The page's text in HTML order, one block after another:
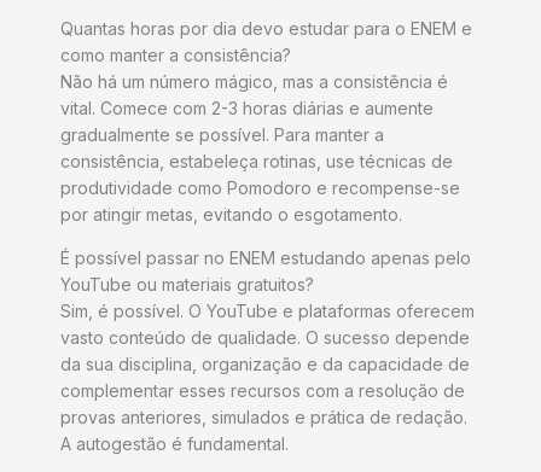
Quantas horas por dia devo estudar para o ENEM e
como manter a consistência?
Não há um número mágico, mas a consistência é
vital. Comece com 2-3 horas diárias e aumente
gradualmente se possível. Para manter a
consistência, estabeleça rotinas, use técnicas de
produtividade como Pomodoro e recompense-se
por atingir metas, evitando o esgotamento.
É possível passar no ENEM estudando apenas pelo
YouTube ou materiais gratuitos?
Sim, é possível. O YouTube e plataformas oferecem
vasto conteúdo de qualidade. O sucesso depende
da sua disciplina, organização e da capacidade de
complementar esses recursos com a resolução de
provas anteriores, simulados e prática de redação.
A autogestão é fundamental.